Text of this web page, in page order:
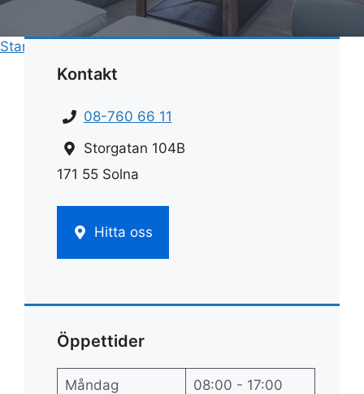
Start
Kontakt
08-760 66 11
Storgatan 104B
171 55 Solna
Hitta oss
Öppettider
Måndag 08:00 - 17:00